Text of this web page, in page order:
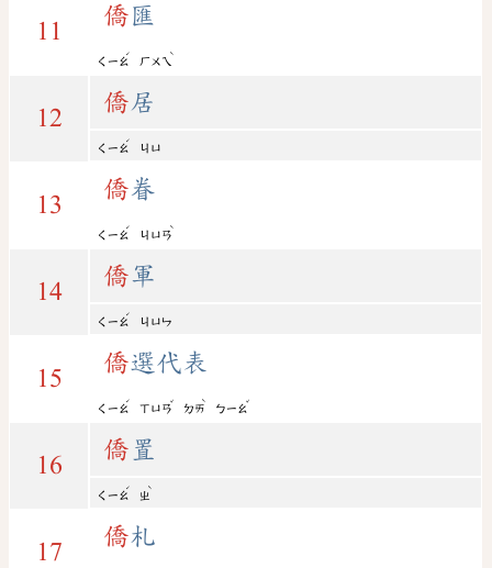
11
僑匯
ㄑㄧㄠ
ˊ
ㄏㄨㄟ
ˋ
12
僑居
ㄑㄧㄠ
ˊ
ㄐㄩ
13
僑眷
ㄑㄧㄠ
ˊ
ㄐㄩㄢ
ˋ
14
僑軍
ㄑㄧㄠ
ˊ
ㄐㄩㄣ
15
僑選代表
ㄑㄧㄠ
ˊ
ㄒㄩㄢ
ˇ
ㄉㄞ
ˋ
ㄅㄧㄠ
ˇ
16
僑 置
ㄑㄧㄠ
ˊ
ㄓ
ˋ
17
僑札